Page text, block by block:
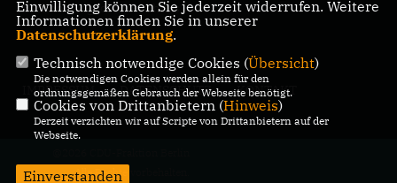
Berliner Abgeordnetenhaus.
IMPRESSUM DATENSCHUTZ KONTAKT
Alle Rechte vorbehalten.
Einwilligung können Sie jederzeit widerrufen. Weitere
Informationen finden Sie in unserer
Datenschutzerklärung.
Technisch notwendige Cookies (Übersicht)
Die notwendigen Cookies werden allein für den
ordnungsgemäßen Gebrauch der Webseite benötigt.
Cookies von Drittanbietern (Hinweis)
Derzeit verzichten wir auf Scripte von Drittanbietern auf der
Webseite.
Einverstanden